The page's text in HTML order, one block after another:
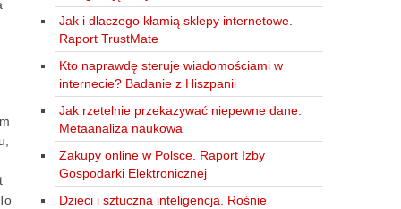
Jak i dlaczego kłamią sklepy internetowe.
Raport TrustMate
Kto naprawdę steruje wiadomościami w
internecie? Badanie z Hiszpanii
Jak rzetelnie przekazywać niepewne dane.
Metaanaliza naukowa
Zakupy online w Polsce. Raport Izby
Gospodarki Elektronicznej
Dzieci i sztuczna inteligencja. Rośnie